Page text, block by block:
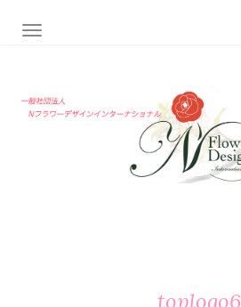
ナビゲーション切り替え
toplogo6